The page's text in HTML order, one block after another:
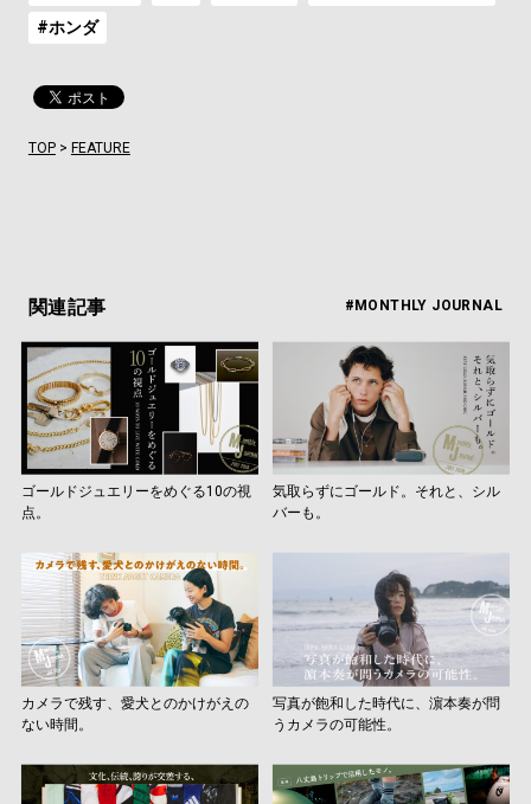
#ホンダ
TOP> FEATURE
関連記事 #MONTHLY JOURNAL
ゴールドジュエリーをめぐる10の視
点。
気取らずにゴールド。それと、シル
バーも。
カメラで残す、愛犬とのかけがえの
ない時間。
写真が飽和した時代に、濵本奏が問
うカメラの可能性。